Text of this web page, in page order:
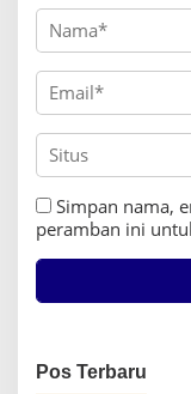
Simpan nama,
peramban ini
Pos Terbaru